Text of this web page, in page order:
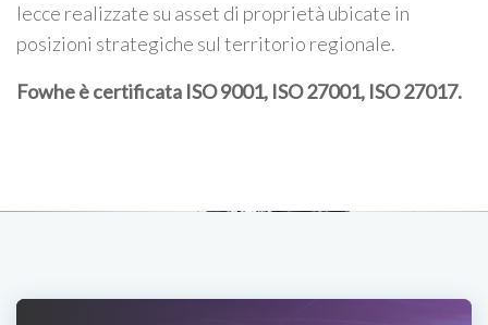
lecce realizzate su asset di proprietà ubicate in
posizioni strategiche sul territorio regionale.
Fowhe è certificata ISO 9001, ISO 27001, ISO 27017.